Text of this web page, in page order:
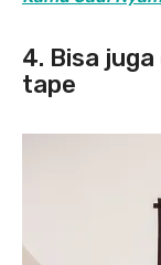
4. Bisa
tape